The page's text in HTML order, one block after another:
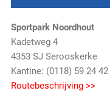
Sportpark Noordhout
Kadetweg 4
4353 SJ Serooskerke
Kantine: (0118) 59 24 42
Routebeschrijving >>